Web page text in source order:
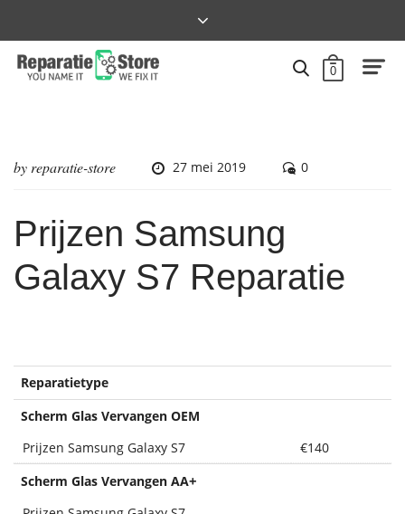
0
by reparatie-store 27 mei 2019 0
Prijzen Samsung
Galaxy S7 Reparatie
Reparatietype
Scherm Glas Vervangen OEM
Prijzen Samsung Galaxy S7
€140
Scherm Glas Vervangen AA+